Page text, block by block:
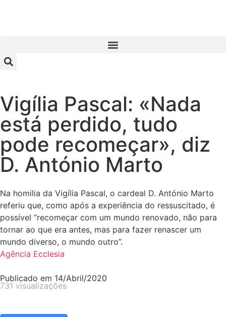
Vigília Pascal: «Nada
está perdido, tudo
pode recomeçar», diz
D. António Marto
Na homilia da Vigília Pascal, o cardeal D. António Marto
referiu que, como após a experiência do ressuscitado, é
possível “recomeçar com um mundo renovado, não para
tornar ao que era antes, mas para fazer renascer um
mundo diverso, o mundo outro”.
Agência Ecclesia
Publicado em 14/Abril/2020
731 visualizações